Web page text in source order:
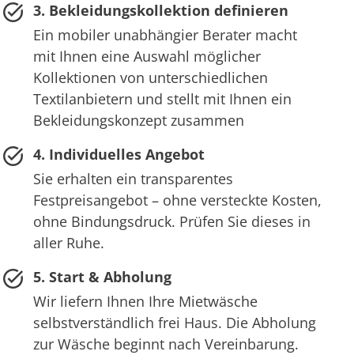
3. Bekleidungskollektion definieren
Ein mobiler unabhängier Berater macht
mit Ihnen eine Auswahl möglicher
Kollektionen von unterschiedlichen
Textilanbietern und stellt mit Ihnen ein
Bekleidungskonzept zusammen
4. Individuelles Angebot
Sie erhalten ein transparentes
Festpreisangebot – ohne versteckte Kosten,
ohne Bindungsdruck. Prüfen Sie dieses in
aller Ruhe.
5. Start & Abholung
Wir liefern Ihnen Ihre Mietwäsche
selbstverständlich frei Haus. Die Abholung
zur Wäsche beginnt nach Vereinbarung.